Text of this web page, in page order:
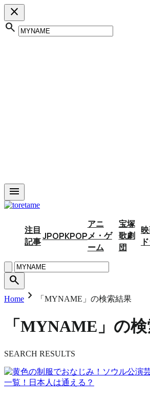
close
search
menu
注目
記事JPOPKPOP
アニ
メ・ゲ
ーム
宝塚
歌劇
団
映
search
Home chevron_right 「MYNAME」の検索結果
「MYNAME」の
SEARCH RESULTS